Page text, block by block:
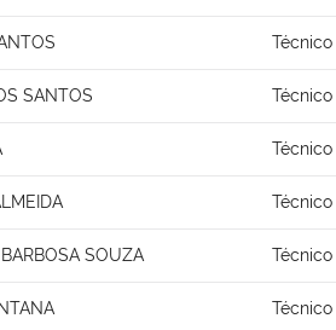
Técnico
SANTOS Técnico
Técnico
Técnico
SOUZA Técnico
Técnico